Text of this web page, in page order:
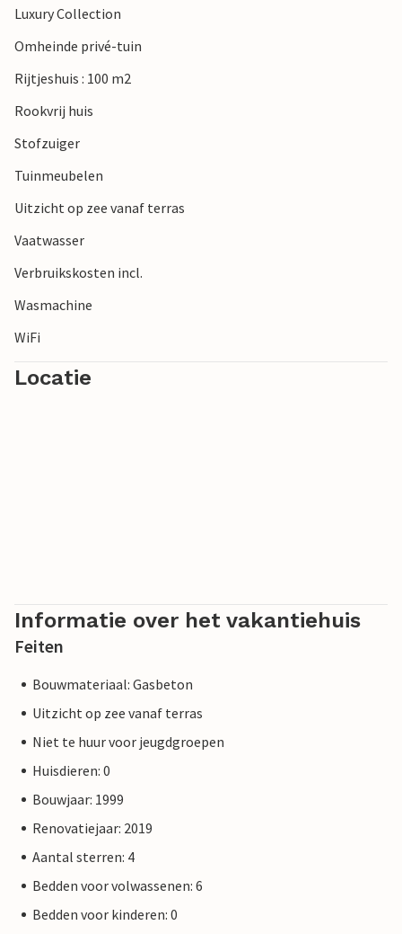
In en met dit huis maak je vakantieherinneringen voor het
leven.
Luxury Collection
Omheinde privé-tuin
Rijtjeshuis : 100 m2
Rookvrij huis
Stofzuiger
Tuinmeubelen
Uitzicht op zee vanaf terras
Vaatwasser
Verbruikskosten incl.
Wasmachine
WiFi
Locatie
Informatie over het vakantiehuis
Feiten
Bouwmateriaal: Gasbeton
Uitzicht op zee vanaf terras
Niet te huur voor jeugdgroepen
Huisdieren: 0
Bouwjaar: 1999
Renovatiejaar: 2019
Aantal sterren: 4
Bedden voor volwassenen: 6
Bedden voor kinderen: 0